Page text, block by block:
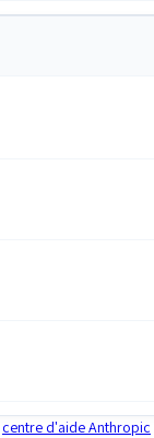
centre d'aide Anthropic